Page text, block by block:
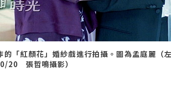
的「紅顏花」婚紗戲進行拍攝。圖為孟庭麗（
20 張哲鳴攝影）